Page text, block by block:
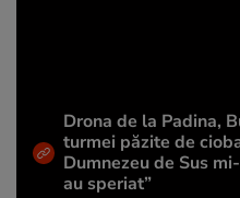
Drona de la Padina,
turmei păzite de
Dumnezeu de Sus
au speriat”